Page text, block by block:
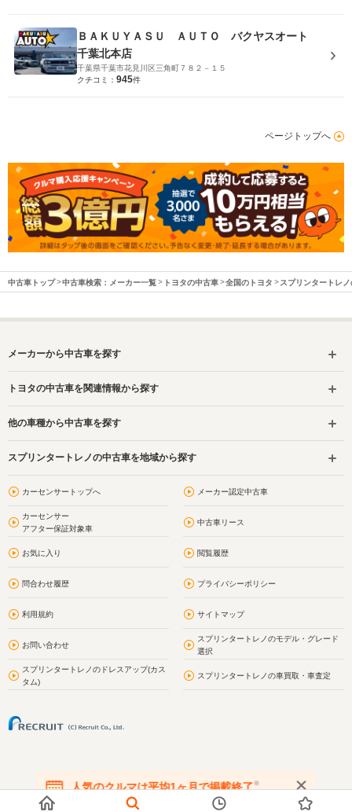
ＢＡＫＵＹＡＳＵ ＡＵＴＯ バクヤスオート
千葉北本店
千葉県千葉市花見川区三角町７８２－１５
クチコミ： 945件
ページトップへ
中古車トップ 中古車検索：メーカー一覧 トヨタの中古車 全国のトヨタ スプリンタートレ
メーカーから中古車を探す
トヨタの中古車を関連情報から探す
他の車種から中古車を探す
スプリンタートレノの中古車を地域から探す
カーセンサートップへ メーカー認定中古車
カーセンサー
アフター保証対象車
中古車リース
お気に入り 閲覧履歴
問合わせ履歴 プライバシーポリシー
利用規約 サイトマップ
お問い合わせ
スプリンタートレノのモデル・グレード
選択
スプリンタートレノのドレスアップ(カス
タム)
スプリンタートレノの車買取・車査定
人気のクルマは平均1ヶ月で掲載終了※
在庫が無くなる前にお問い合わせください